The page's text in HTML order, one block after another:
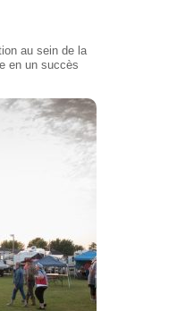
au sein de la
en un succès